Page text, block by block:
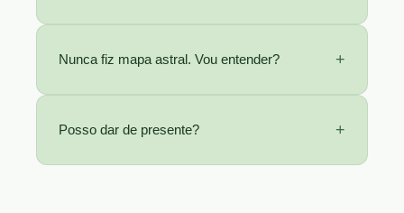
Nunca fiz mapa astral. Vou entender? +
Posso dar de presente? +